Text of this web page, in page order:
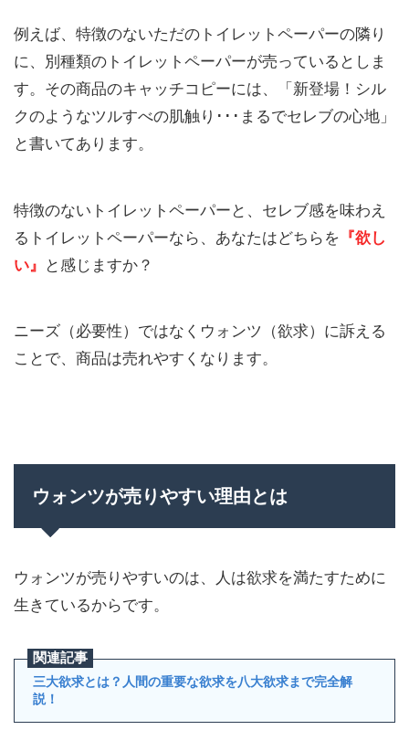
例えば、特徴のないただのトイレットペーパーの隣り
に、別種類のトイレットペーパーが売っているとしま
す。その商品のキャッチコピーには、「新登場！シル
クのようなツルすべの肌触り･･･まるでセレブの心地」
と書いてあります。
特徴のないトイレットペーパーと、セレブ感を味わえ
るトイレットペーパーなら、あなたはどちらを 『欲し
い』
と感じますか？
ニーズ（必要性）ではなくウォンツ（欲求）に訴える
ことで、商品は売れやすくなります。
ウォンツが売りやすい理由とは
ウォンツが売りやすいのは、人は欲求を満たすために
生きているからです。
三大欲求とは？人間の重要な欲求を八大欲求まで完全解
説！